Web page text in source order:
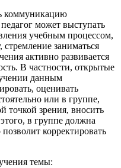
коммуникацию
может выступать
учебным процессом,
заниматься
активно развивается
В частности, открытые
данным
оценивать
или в группе,
точкой зрения, вносить
в группе должна
корректировать
темы: